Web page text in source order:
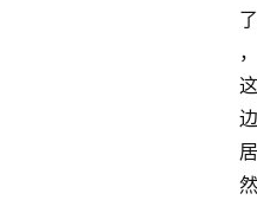
了
，
这
边
居
然